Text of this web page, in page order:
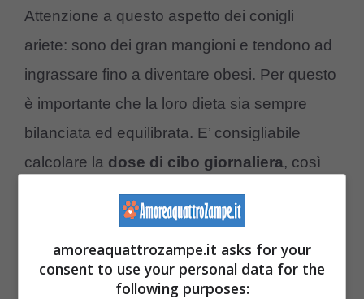
Attenzione a questo aspetto dei conigli
ariete: sono dei gran mangioni e tendono ad
ingrassare fino a diventare obesi. Per questo
è importante che la loro dieta sia sempre
bilanciata ed equilibrata. E’ consigliabile
calcolare la dose di cibo giornaliera, così
come indicato dal veterinario oppure come è
segnato sulla confezione della pappa. Meglio
scansionare i pasti in due-tre volte durante il
giorno, per favorire la digestione.
amoreaquattrozampe.it asks for your
consent to use your personal data for the
following purposes: